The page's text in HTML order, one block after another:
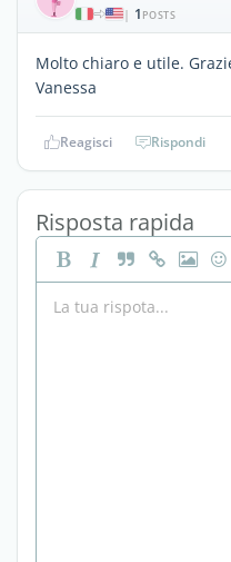
| 1 POSTS
Molto chiaro e utile.
Vanessa
Reagisci Rispondi
Risposta rapida